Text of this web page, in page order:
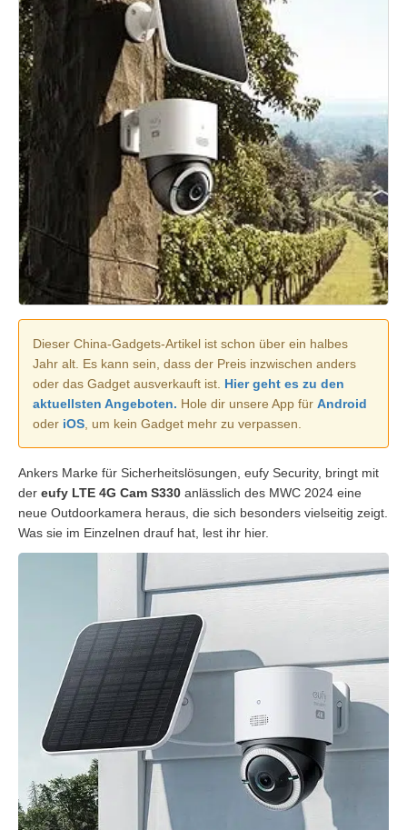
Dieser China-Gadgets-Artikel ist schon über ein halbes
Jahr alt. Es kann sein, dass der Preis inzwischen anders
oder das Gadget ausverkauft ist. Hier geht es zu den
aktuellsten Angeboten. Hole dir unsere App für Android
oder iOS , um kein Gadget mehr zu verpassen.
Ankers Marke für Sicherheitslösungen, eufy Security, bringt mit
der eufy LTE 4G Cam S330 anlässlich des MWC 2024 eine
neue Outdoorkamera heraus, die sich besonders vielseitig zeigt.
Was sie im Einzelnen drauf hat, lest ihr hier.